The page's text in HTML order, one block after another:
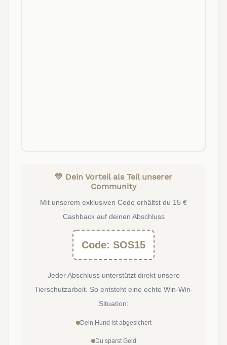
💛 Dein Vorteil als Teil unserer
Community
Mit unserem exklusiven Code erhältst du 15 €
Cashback auf deinen Abschluss
Code: SOS15
Jeder Abschluss unterstützt direkt unsere
Tierschutzarbeit. So entsteht eine echte Win-Win-
Situation:
Dein Hund ist abgesichert
Du sparst Geld